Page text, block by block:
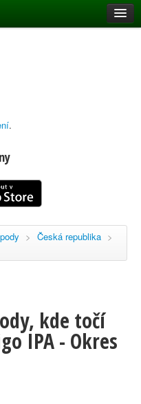
.
> Česká republika >
kde točí
IPA - Okres